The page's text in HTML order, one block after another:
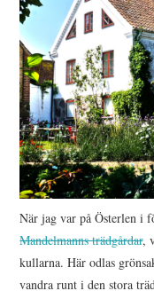
När jag var på Österlen i
Mandelmanns trädgårdar,
kullarna. Här odlas
vandra runt i den stora